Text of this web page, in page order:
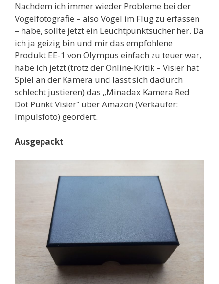
Nachdem ich immer wieder Probleme bei der
Vogelfotografie – also Vögel im Flug zu erfassen
– habe, sollte jetzt ein Leuchtpunktsucher her. Da
ich ja geizig bin und mir das empfohlene
Produkt EE-1 von Olympus einfach zu teuer war,
habe ich jetzt (trotz der Online-Kritik – Visier hat
Spiel an der Kamera und lässt sich dadurch
schlecht justieren) das „Minadax Kamera Red
Dot Punkt Visier“ über Amazon (Verkäufer:
Impulsfoto) geordert.
Ausgepackt